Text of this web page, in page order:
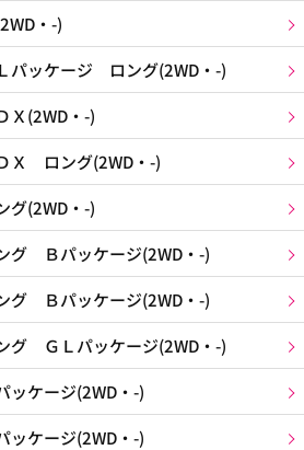
・-)
ッケージ ロング(2WD・-)
Ｘ(2WD・-)
Ｘ ロング(2WD・-)
(2WD・-)
Ｂパッケージ(2WD・-)
Ｂパッケージ(2WD・-)
ＧＬパッケージ(2WD・-)
ケージ(2WD・-)
ケージ(2WD・-)